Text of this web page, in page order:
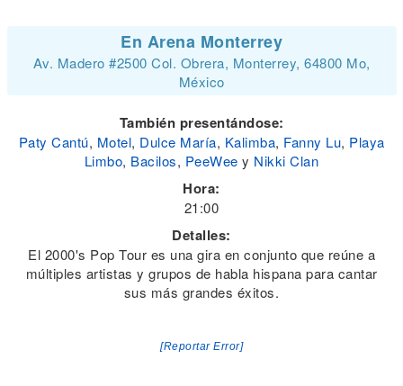
En Arena Monterrey
Av. Madero #2500 Col. Obrera, Monterrey, 64800 Mo,
México
También presentándose:
Paty Cantú, Motel, Dulce María, Kalimba, Fanny Lu, Playa
Limbo, Bacilos, PeeWee y Nikki Clan
Hora:
21:00
Detalles:
El 2000's Pop Tour es una gira en conjunto que reúne a
múltiples artistas y grupos de habla hispana para cantar
sus más grandes éxitos.
[Reportar Error]